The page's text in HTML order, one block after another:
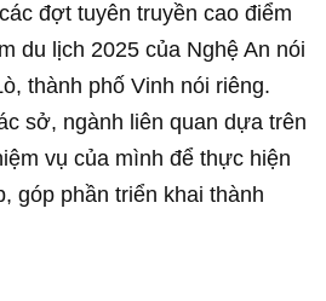
đợt tuyên truyền cao điểm
du lịch 2025 của Nghệ An nói
thành phố Vinh nói riêng.
sở, ngành liên quan dựa trên
vụ của mình để thực hiện
góp phần triển khai thành